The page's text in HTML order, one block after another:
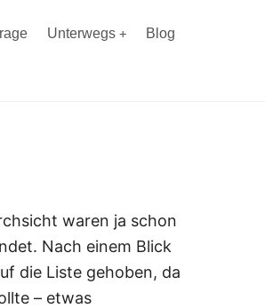
Unterwegs Blog
waren ja schon
Nach einem Blick
die Liste gehoben, da
– etwas